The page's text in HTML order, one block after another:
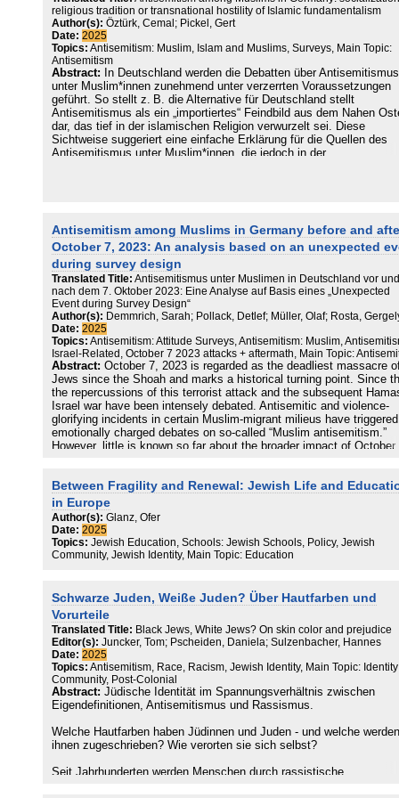
Prädiktoren für antisemitisch motivierte Kriminalitätsraten in den
deutschen Kreisen und kreisfreien Städte für die Zeit von 2020 bis
2023. Diese Raumanalysen zeigen, dass sich antisemitisch
Straftaten nicht zufällig zwischen den Regionen in Deutschland
verteilen, sondern insbesondere höhere Kriminalitätsraten für die in
Ostdeutschland gelegenen Kreise zu erkennen sind. Zudem
verdeutlicht die Untersuchung kriminalsoziologisch relevanter
Raumeigenschaften einen positiven Zusammenhang zwischen den
Raten der allgemeinen und der antisemitisch motivierten
Weniger eindeutig sind dagegen die prädiktiven Eigenschaften der
Urbanität und Deprivation von Kreisen. Während bei der Deprivation
insbesondere die Werte von benachbarten Kreisen in einem
Urbanität tendenziell an, während in ostdeutschen Kreisen höhere
Kriminalitätsraten mit eher ländlichen Regionen einhergehen.
Insgesamt demonstriert der diesjährige Monitor-Beitrag die
zunehmende gesellschaftliche Relevanz der antisemitisch
Kriminalität und präsentiert neue Erkenntnisse zu der
regionalen Verteilung des polizeilich registrierten
Kriminalitätsaufkommens in Deutschland.
religious tradition or transnational hostility of Islamic fundamentalism
Author(s): Öztürk, Cemal; Pickel, Gert
Date: 2025
Topics: Antisemitism: Muslim, Islam and Muslims, Surveys, Main Topic:
Antisemitism
Abstract:
In Deutschland werden die Debatten über Antisemitismus
unter Muslim*innen zunehmend unter verzerrten Voraussetzungen
geführt. So stellt z. B. die Alternative für Deutschland stellt
Antisemitismus als ein „importiertes“ Feindbild aus dem Nahen
dar, das tief in der islamischen Religion verwurzelt sei. Diese
Sichtweise suggeriert eine einfache Erklärung für die Quellen des
Antisemitismus unter Muslim*innen, die jedoch in der
stattdessen hervor, dass nicht die islamische Religion an sich,
der islamische Fundamentalismus die entscheidende Triebkraft des
Antisemitismus ist. Dieser Beitrag nähert sich der Thematik
mehrerer Bevölkerungsumfragen und vor allem einer Befragung
deutschen Muslim*innen. Die Analysen zeigen, dass
Einstellungen unter Muslim*innen – besonders in ihrer tradierten
Israel gerichteten Artikulationsform– häufiger vertreten sind als im
Durchschnitt der Gesamtbevölkerung. Dennoch können viele der
gängigen Annahmen über die Ursachen des Antisemitismus die
Unterschiede innerhalb der muslimischen Gemeinschaft nicht
ausreichend erklären. Die Ergebnisse deuten darauf hin, dass die
Neigung zu antisemitischen Einstellungen nicht signifikant
Muslim*innen unterschiedlicher Herkunft variiert. Auch die
Religiosität der Muslim*innen ist kein wesentlicher Prädiktor für
antisemitische Haltungen. Vielmehr zeigt sich, dass eine
fundamentalistische Interpretation der Religion ein zentraler
Einflussfaktor ist. Eine Moderationsanalyse deutet darauf hin, dass
religiösen Fundamentalismus erweist sich dabei auch im Vergleich
anderen Erklärungsansätzen als robust.
Antisemitism among Muslims in Germany before and
October 7, 2023: An analysis based on an unexpected
during survey design
Translated Title: Antisemitismus unter Muslimen in Deutschland vor und
nach dem 7. Oktober 2023: Eine Analyse auf Basis eines „Unexpected
Event during Survey Design“
Author(s): Demmrich, Sarah; Pollack, Detlef; Müller, Olaf; Rosta,
Date: 2025
Topics: Antisemitism: Attitude Surveys, Antisemitism: Muslim,
Israel-Related, October 7 2023 attacks + aftermath, Main Topic:
Abstract: October 7, 2023 is regarded as the deadliest massacre
Jews since the Shoah and marks a historical turning point. Since
the repercussions of this terrorist attack and the subsequent
Israel war have been intensely debated. Antisemitic and violence-
glorifying incidents in certain Muslim-migrant milieus have triggered
emotionally charged debates on so-called “Muslim antisemitism.”
However, little is known so far about the broader impact of October
collected between July 2023 and April 2024, and allows for a quasi-
experimental before-and-after comparison in line with the
Event During Survey Design (N = 712 before, N = 1119 after
The findings indicate that antisemitism among Muslims in Germany
has changed significantly but only marginally since October 7,
with consistently high approval rates between 30% and 35% for
in radicalization potential: antisemitism—particularly in its Israel-
form—is significantly more strongly associated after October 7 with
willingness to participate in unauthorized demonstrations,
self-sacrifice, sympathies for Islamist actors, and acceptance of
violence and terrorism as a means to enforce Muslim interests.
Regression analyses show that especially lacking political
high fundamentalism, and threat perception are significantly
with antisemitism after October 7. Implications for research and
practice are discussed, regarding the strengthening of political
the dismantling of fundamentalism, and the reduction of collective
threat perceptions.
Between Fragility and Renewal: Jewish Life and
in Europe
Author(s): Glanz, Ofer
Date: 2025
Topics: Jewish Education, Schools: Jewish Schools, Policy, Jewish
Community, Jewish Identity, Main Topic: Education
Schwarze Juden, Weiße Juden? Über Hautfarben und
Vorurteile
Translated Title: Black Jews, White Jews? On skin color and prejudice
Editor(s): Juncker, Tom; Pscheiden, Daniela; Sulzenbacher, Hannes
Date: 2025
Topics: Antisemitism, Race, Racism, Jewish Identity, Main Topic:
Community, Post-Colonial
Abstract: Jüdische Identität im Spannungsverhältnis zwischen
Eigendefinitionen, Antisemitismus und Rassismus.
Welche Hautfarben haben Jüdinnen und Juden - und welche werden
ihnen zugeschrieben? Wie verorten sie sich selbst?
Seit Jahrhunderten werden Menschen durch rassistische